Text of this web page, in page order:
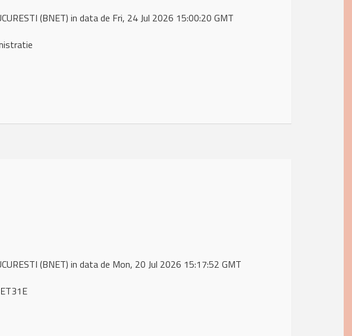
(BNET) in data de Fri, 24 Jul 2026 15:00:20 GMT
(BNET) in data de Mon, 20 Jul 2026 15:17:52 GMT